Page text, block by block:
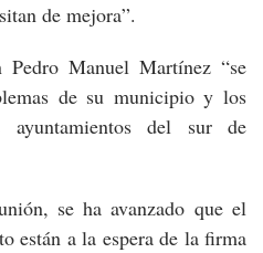
de mejora”.
Pedro Manuel Martínez “se
de su municipio y los
del sur de
se ha avanzado que el
están a la espera de la firma